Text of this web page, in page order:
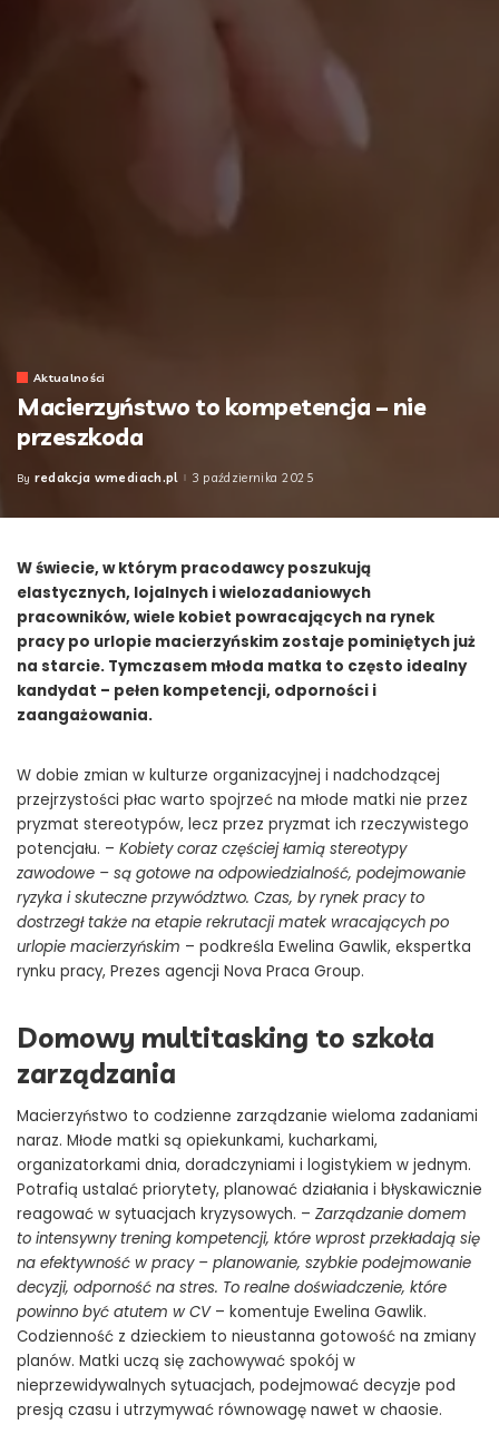
Aktualności
Macierzyństwo to kompetencja – nie
przeszkoda
Posted
By redakcja wmediach.pl 3 października 2025
W świecie, w którym pracodawcy poszukują
elastycznych, lojalnych i wielozadaniowych
pracowników, wiele kobiet powracających na rynek
pracy po urlopie macierzyńskim zostaje pominiętych już
na starcie. Tymczasem młoda matka to często idealny
kandydat – pełen kompetencji, odporności i
zaangażowania.
W dobie zmian w kulturze organizacyjnej i nadchodzącej
przejrzystości płac warto spojrzeć na młode matki nie przez
pryzmat stereotypów, lecz przez pryzmat ich rzeczywistego
potencjału. – Kobiety coraz częściej łamią stereotypy
zawodowe – są gotowe na odpowiedzialność, podejmowanie
ryzyka i skuteczne przywództwo. Czas, by rynek pracy to
dostrzegł także na etapie rekrutacji matek wracających po
urlopie macierzyńskim – podkreśla Ewelina Gawlik, ekspertka
rynku pracy, Prezes agencji Nova Praca Group.
Domowy multitasking to szkoła
zarządzania
Macierzyństwo to codzienne zarządzanie wieloma zadaniami
naraz. Młode matki są opiekunkami, kucharkami,
organizatorkami dnia, doradczyniami i logistykiem w jednym.
Potrafią ustalać priorytety, planować działania i błyskawicznie
reagować w sytuacjach kryzysowych. – Zarządzanie domem
to intensywny trening kompetencji, które wprost przekładają się
na efektywność w pracy – planowanie, szybkie podejmowanie
decyzji, odporność na stres. To realne doświadczenie, które
powinno być atutem w CV – komentuje Ewelina Gawlik.
Codzienność z dzieckiem to nieustanna gotowość na zmiany
planów. Matki uczą się zachowywać spokój w
nieprzewidywalnych sytuacjach, podejmować decyzje pod
presją czasu i utrzymywać równowagę nawet w chaosie.